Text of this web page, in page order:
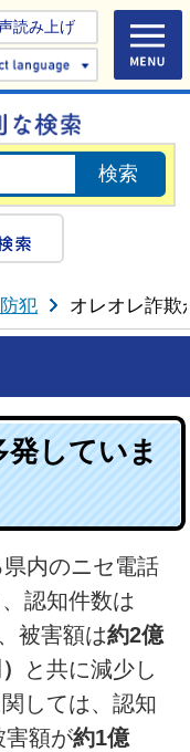
読み上げ
Select
犯 オレオレ詐欺
していま
内のニセ電話
認知件数は
、被害額は約2億
と共に減少し
しては、認知
害額が約1億